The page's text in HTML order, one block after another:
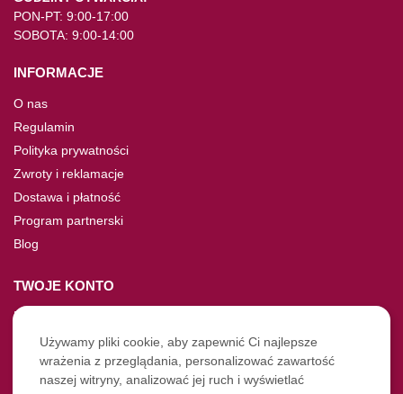
PON-PT: 9:00-17:00
SOBOTA: 9:00-14:00
INFORMACJE
O nas
Regulamin
Polityka prywatności
Zwroty i reklamacje
Dostawa i płatność
Program partnerski
Blog
TWOJE KONTO
Moje konto
Nie pamiętasz hasła?
Twoje zamówienia
Używamy pliki cookie, aby zapewnić Ci najlepsze
wrażenia z przeglądania, personalizować zawartość
naszej witryny, analizować jej ruch i wyświetlać